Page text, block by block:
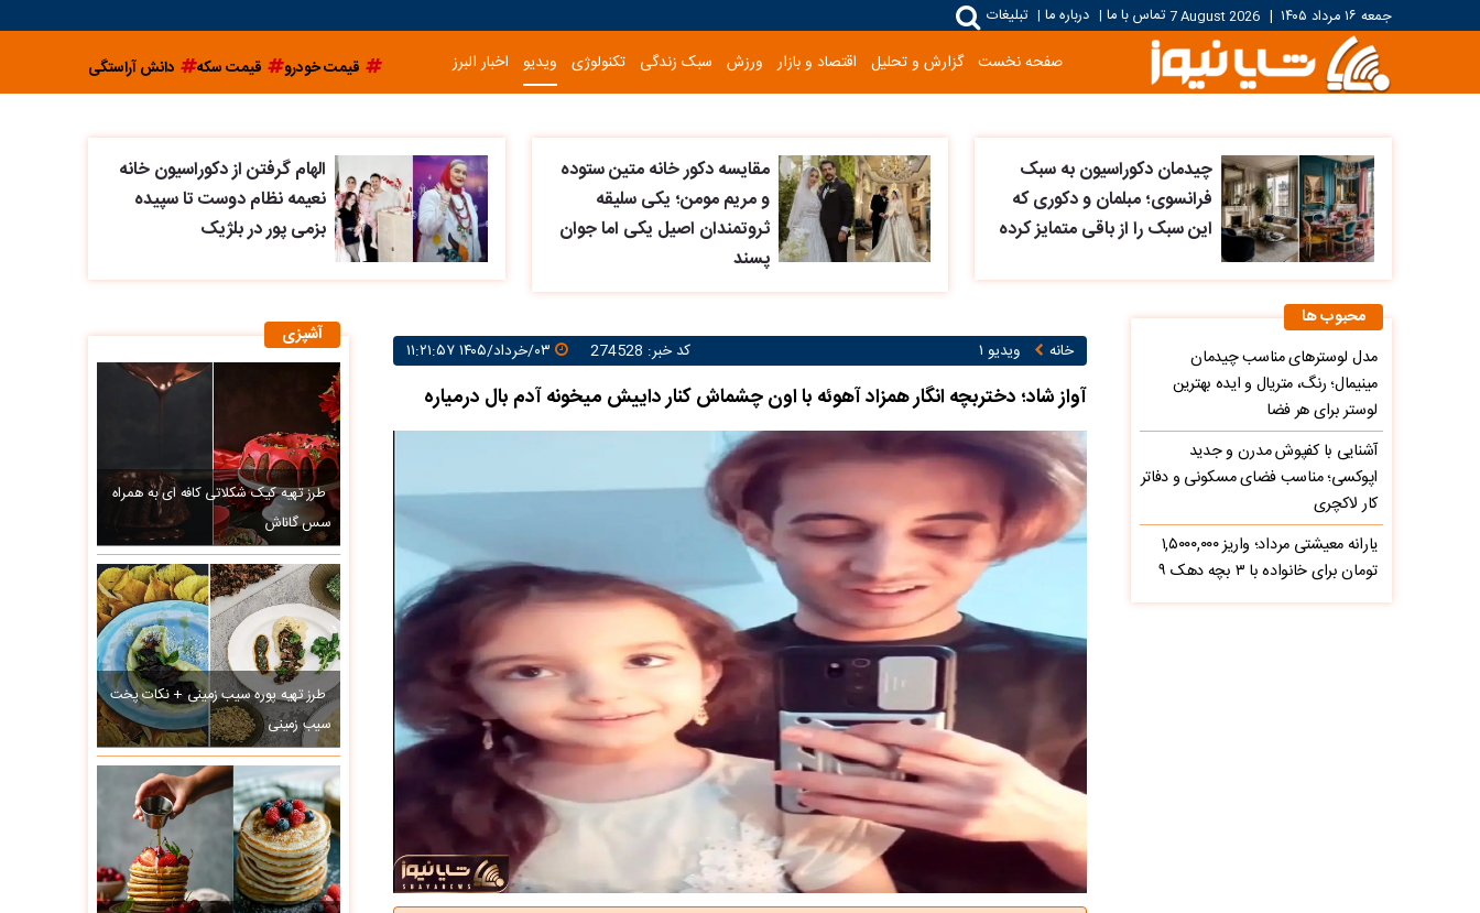
جمعه ۱۶ مرداد ۱۴۰۵ |
7 August 2026تماس با ما | درباره ما | تبلیغات
صفحه نخست گزارش و تحلیل اقتصاد و بازار ورزش سبک زندگی تکنولوژی ویدیو اخبار البرز قیمت خودرو قیمت سکه دانش آراستگی
چیدمان دکوراسیون به سبک
فرانسوی؛ مبلمان و دکوری که
این سبک را از باقی متمایز کرده
مقایسه دکور خانه متین ستوده
و مریم مومن؛ یکی سلیقه
ثروتمندان اصیل یکی اما جوان
پسند
الهام گرفتن از دکوراسیون خانه
نعیمه نظام دوست تا سپیده
بزمی پور در بلژیک
خانه ویدیو ۱ کد خبر: 274528
آواز شاد؛ دختربچه انگار همزاد آهوئه با اون چشماش کنار داییش میخونه آدم بال درمیاره
آشپزی
طرز تهیه کیک شکلاتی کافه ای به همراه
سس گاناش
طرز تهیه پوره سیب زمینی + نکات پخت
سیب زمینی
محبوب ها
مدل لوسترهای مناسب چیدمان
مینیمال؛ رنگ، متریال و ایده بهترین
لوستر برای هر فضا
آشنایی با کفپوش مدرن و جدید
اپوکسی؛ مناسب فضای مسکونی و دفاتر
کار لاکچری
یارانه معیشتی مرداد؛ واریز ۱,۵۰۰۰,۰۰۰
تومان برای خانواده با ۳ بچه دهک ۹